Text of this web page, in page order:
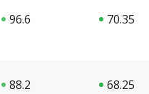
96.6 70.35
88.2 68.25